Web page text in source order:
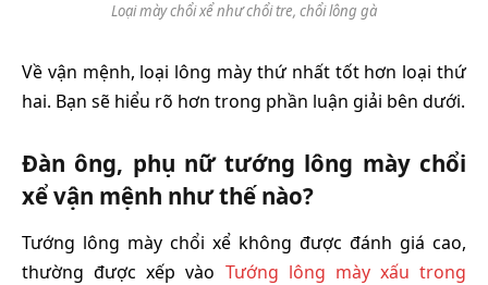
Loại mày chổi xể như chổi tre, chổi lông gà
Về vận mệnh, loại lông mày thứ nhất tốt hơn loại thứ
hai. Bạn sẽ hiểu rõ hơn trong phần luận giải bên dưới.
Đàn ông, phụ nữ tướng lông mày chổi
xể vận mệnh như thế nào?
Tướng lông mày chổi xể không được đánh giá cao,
thường được xếp vào Tướng lông mày xấu trong